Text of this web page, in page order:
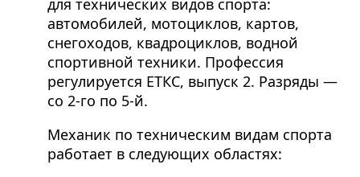
для технических видов спорта:
автомобилей, мотоциклов, картов,
снегоходов, квадроциклов, водной
спортивной техники. Профессия
регулируется ЕТКС, выпуск 2. Разряды —
со 2-го по 5-й.
Механик по техническим видам спорта
работает в следующих областях: